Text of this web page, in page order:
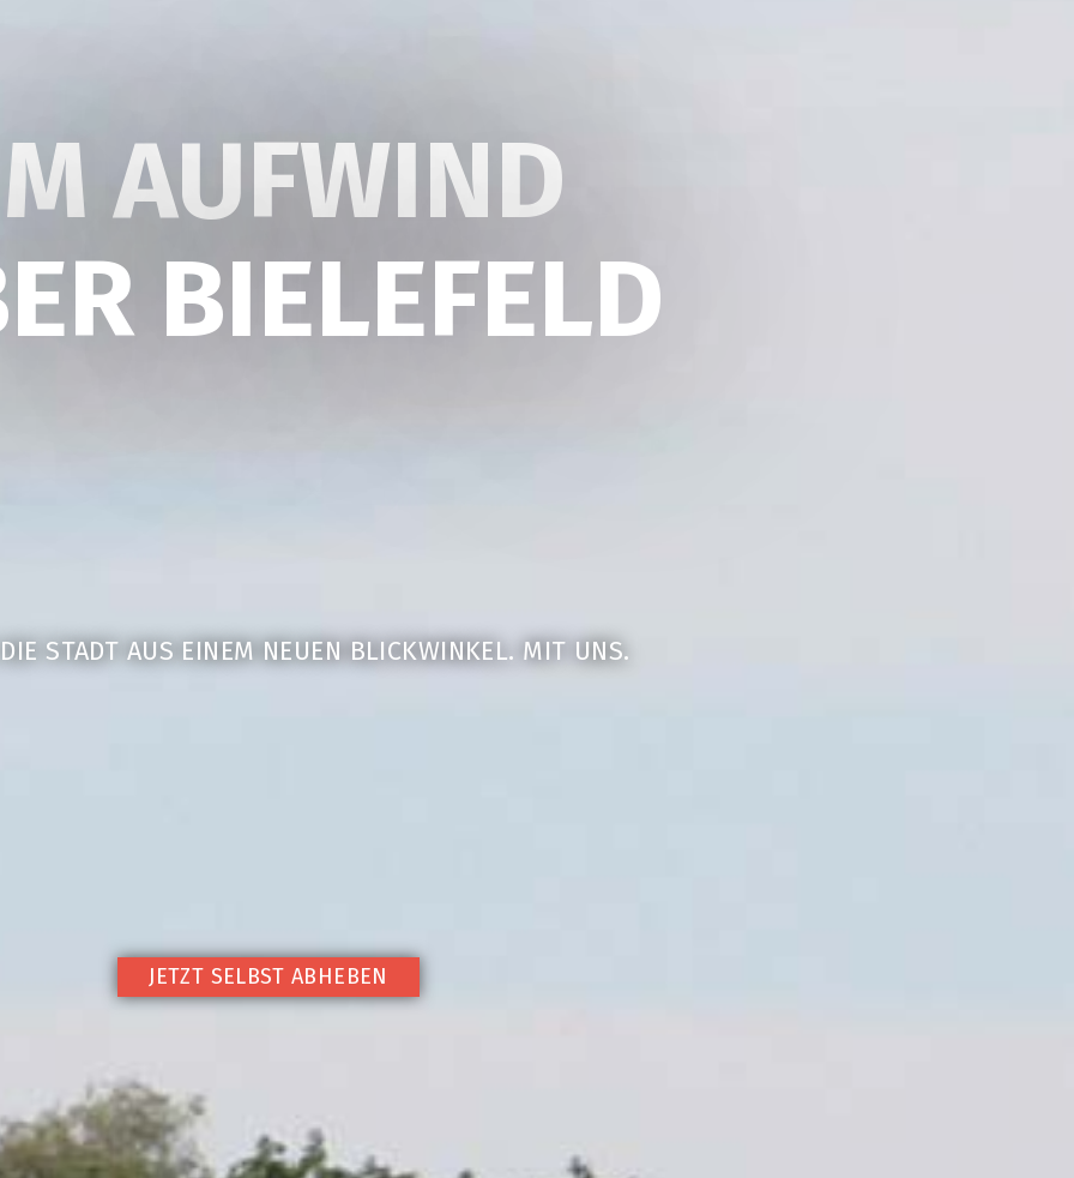
AUFWIND
BIELEFELD
STADT AUS EINEM NEUEN BLICKWINKEL. MIT UNS.
JETZT SELBST ABHEBEN